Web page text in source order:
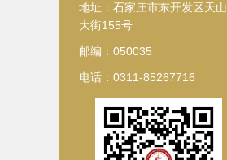
地址：石家庄市东开发区天山
大街155号
邮编：050035
电话：0311-85267716